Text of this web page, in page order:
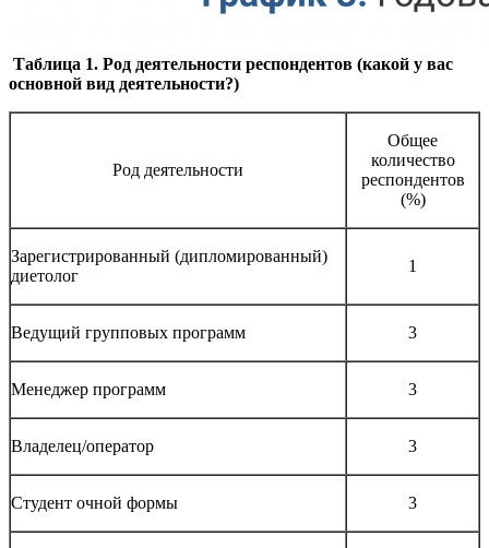
Таблица 1. Род деятельности респондентов (какой у вас
основной вид деятельности?)
Род деятельности
Общее
количество
респондентов
(%)
Зарегистрированный (дипломированный)
диетолог
1
Ведущий групповых программ 3
Менеджер программ 3
Владелец/оператор 3
Студент очной формы 3